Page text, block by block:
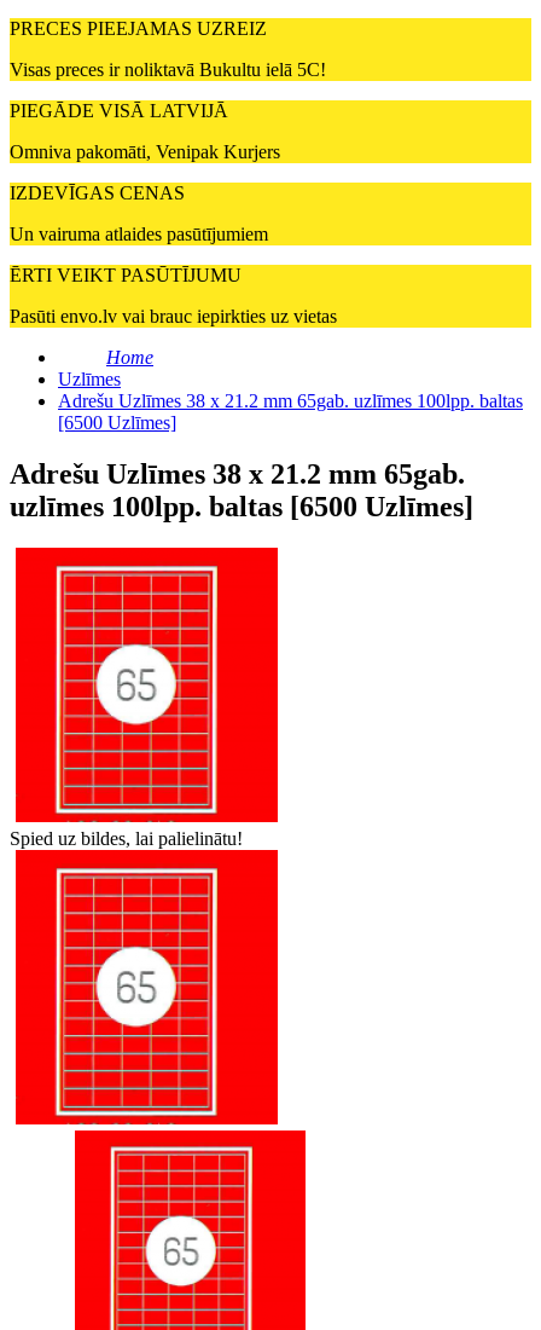
PRECES PIEEJAMAS UZREIZ
Visas preces ir noliktavā Bukultu ielā 5C!
PIEGĀDE VISĀ LATVIJĀ
Omniva pakomāti, Venipak Kurjers
IZDEVĪGAS CENAS
Un vairuma atlaides pasūtījumiem
ĒRTI VEIKT PASŪTĪJUMU
Pasūti envo.lv vai brauc iepirkties uz vietas
Home
Uzlīmes
Adrešu Uzlīmes 38 x 21.2 mm 65gab. uzlīmes 100lpp. baltas
[6500 Uzlīmes]
Adrešu Uzlīmes 38 x 21.2 mm 65gab.
uzlīmes 100lpp. baltas [6500 Uzlīmes]
Spied uz bildes, lai palielinātu!